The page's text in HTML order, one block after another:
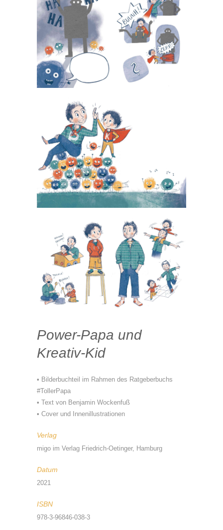
Power-Papa und
Kreativ-Kid
• Bilderbuchteil im Rahmen des Ratgeberbuchs
#TollerPapa
• Text von Benjamin Wockenfuß
• Cover und Innenillustrationen
Verlag
migo im Verlag Friedrich-Oetinger, Hamburg
Datum
2021
ISBN
978-3-96846-038-3